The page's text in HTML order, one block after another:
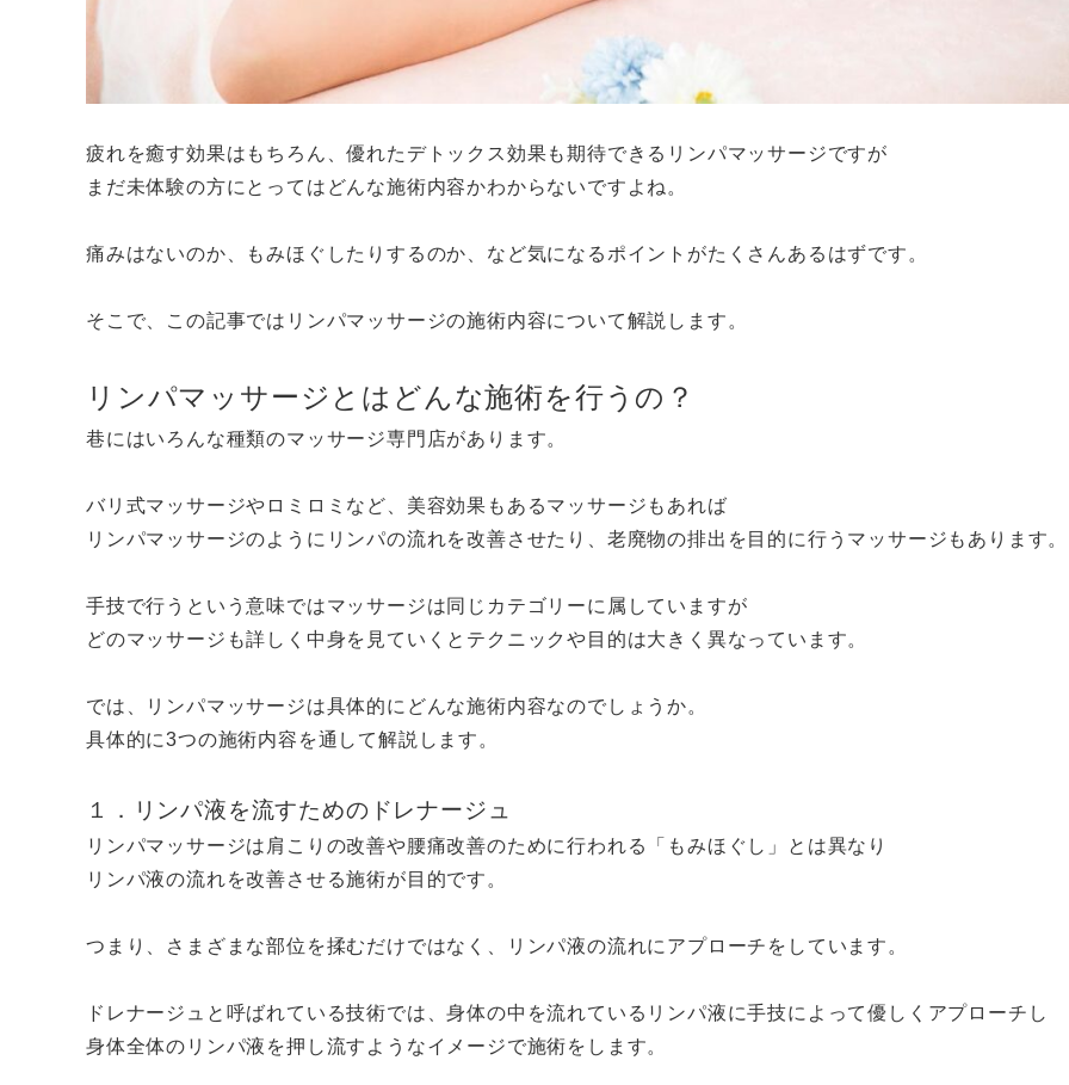
疲れを癒す効果はもちろん、優れたデトックス効果も期待できるリンパマッサージですが
まだ未体験の方にとってはどんな施術内容かわからないですよね。
痛みはないのか、もみほぐしたりするのか、など気になるポイントがたくさんあるはずです。
そこで、この記事ではリンパマッサージの施術内容について解説します。
リンパマッサージとはどんな施術を行うの？
巷にはいろんな種類のマッサージ専門店があります。
バリ式マッサージやロミロミなど、美容効果もあるマッサージもあれば
リンパマッサージのようにリンパの流れを改善させたり、老廃物の排出を目的に行うマッサージもあります。
手技で行うという意味ではマッサージは同じカテゴリーに属していますが
どのマッサージも詳しく中身を見ていくとテクニックや目的は大きく異なっています。
では、リンパマッサージは具体的にどんな施術内容なのでしょうか。
具体的に3つの施術内容を通して解説します。
１．リンパ液を流すためのドレナージュ
リンパマッサージは肩こりの改善や腰痛改善のために行われる「もみほぐし」とは異なり
リンパ液の流れを改善させる施術が目的です。
つまり、さまざまな部位を揉むだけではなく、リンパ液の流れにアプローチをしています。
ドレナージュと呼ばれている技術では、身体の中を流れているリンパ液に手技によって優しくアプローチし
身体全体のリンパ液を押し流すようなイメージで施術をします。